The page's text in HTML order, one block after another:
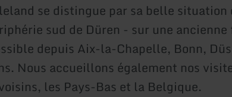
se distingue par sa belle situation
sud de Düren - sur une ancienne
depuis Aix-la-Chapelle, Bonn,
Nous accueillons également nos
les Pays-Bas et la Belgique.